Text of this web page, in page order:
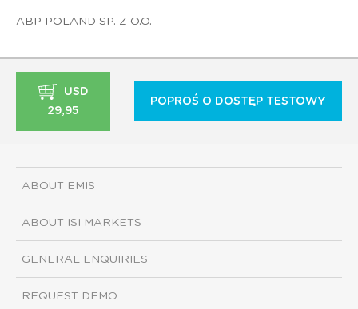
ABP POLAND SP. Z O.O.
USD
29,95
POPROŚ O DOSTĘP TESTOWY
ABOUT EMIS
ABOUT ISI MARKETS
GENERAL ENQUIRIES
REQUEST DEMO